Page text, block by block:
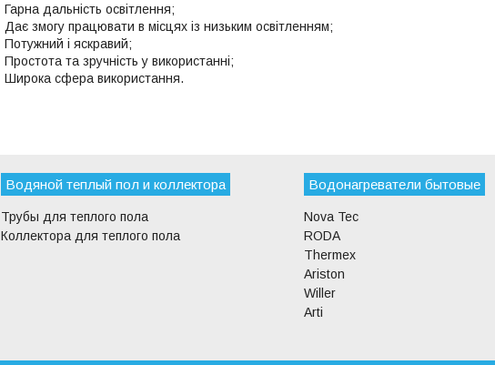
Гарна дальність освітлення;
Дає змогу працювати в місцях із низьким освітленням;
Потужний і яскравий;
Простота та зручність у використанні;
Широка сфера використання.
Водяной теплый пол и коллектора
Трубы для теплого пола
Коллектора для теплого пола
Водонагреватели бытовые
Nova Tec
RODA
Thermex
Ariston
Willer
Arti